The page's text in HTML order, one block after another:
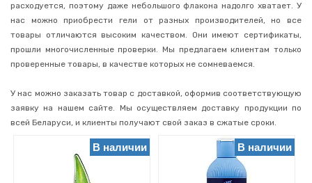
пилинги
Депиляция
Солнцезащитные
средства
за
лицом
Уход
расходуется, поэтому даже небольшого флакона надолго хватает. У
нас можно приобрести гели от разных производителей, но все
товары отличаются высоким качеством. Они имеют сертификаты,
прошли многочисленные проверки. Мы предлагаем клиентам только
проверенные товары, в качестве которых не сомневаемся.
У нас можно заказать товар с доставкой, оформив соответствующую
заявку на нашем сайте. Мы осуществляем доставку продукции по
всей Беларуси, и клиенты получают свой заказ в сжатые сроки.
В наличии В наличии